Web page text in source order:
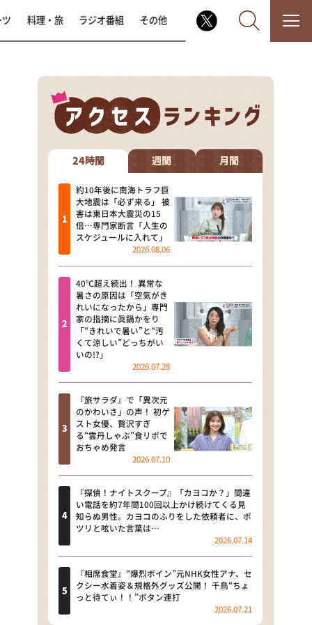
なるみ・岡村の過ぎるTV
相席食堂
これ余談なんですけど・・・
～人生密着トークバラエティ！
～ やすとものいたって真剣です
探偵！ナイトスクープ
news おかえり
河合＆A.B.C-Z塚田×福井アナ
「なんでやねん！？」（news お
かえり）
DAIGOも台所 ～きょうの献立 何
にする？～
本日はダイアンなり！シーズン２
朝だ！生です旅サラダ
教えて！ニュースライブ 正義の
ミカタ
ＬＩＦＥ～夢のカタチ～
新婚さんいらっしゃい！
ポツンと一軒家
ザキ山小屋本館
料理・旅 ラジオ番組 その他
24時間 週間 月間
約10年後に南海トラフ巨
大地震は「必ず来る」 被
害は東日本大震災の15
倍…専門家断言「人生の
スケジュールに入れて」
2026.08.06
40℃超え続出！ 異常な
暑さの原因は「空気がき
れいになったから」専門
家の指摘に眞鍋かをり
「“きれいで暑い”と“汚
くて涼しい”どっちがい
いの!?」
2026.07.28
『旅サラダ』で「異次元
のかわいさ」の声！ 初ゲ
スト女優、贅沢すぎ
る“雲丹しゃぶ”食リポで
おちゃめ発言
2026.07.10
『探偵！ナイトスクープ』「カヨコか？」間違
い電話を約7年間100回以上かけ続けてくる見
知らぬ男性。カヨコのふりをした依頼者に、ポ
ツリと呟いた言葉は…
2026.07.14
『相席食堂』“爆烈ボイン”元NHK女性アナ、セ
クシー水着姿＆規格外グッズ公開！ 千鳥“ちょ
っと待てぃ！！”ボタン連打
2026.07.21